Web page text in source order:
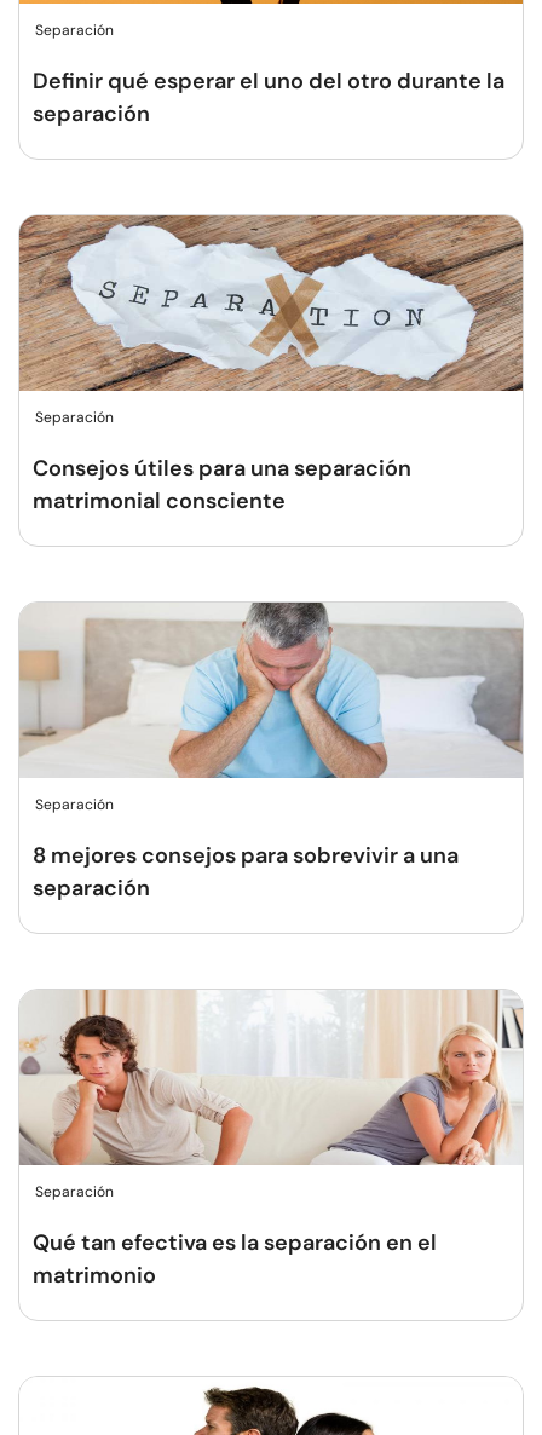
Separación
Definir qué esperar el uno del otro durante la
separación
Separación
Consejos útiles para una separación
matrimonial consciente
Separación
8 mejores consejos para sobrevivir a una
separación
Separación
Qué tan efectiva es la separación en el
matrimonio